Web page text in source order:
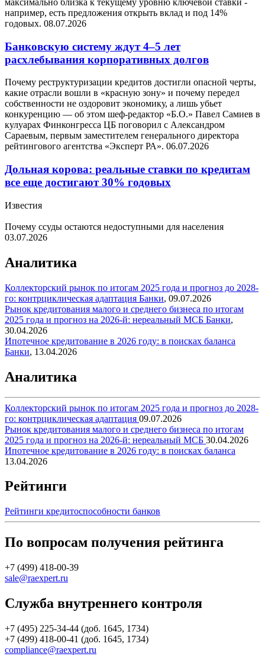
максимально близка к текущему уровню ключевой ставки -
например, есть предложения открыть вклад и под 14%
годовых. 08.07.2026
Банковскую систему ждут 4–5 лет
расхлебывания корпоративных долгов
Почему реструктуризации кредитов достигли опасной черты,
какие отрасли вошли в «красную зону» и почему передел
собственности не оздоровит экономику, а лишь убьет
конкуренцию — об этом шеф-редактор «Б.О.» Павел Самиев в
кулуарах Финконгресса ЦБ поговорил с Александром
Сараевым, первым заместителем генерального директора
рейтингового агентства «Эксперт РА». 06.07.2026
Дольная корова: реальные ставки по кредитам
все еще достигают 30% годовых
Известия
Почему ссуды остаются недоступными для населения
03.07.2026
Аналитика
Коллекторский рынок по итогам 2025 года и прогноз до 2028-
го: контрциклическая адаптация Банки, 09.07.2026
Рынок кредитования малого и среднего бизнеса по итогам
2025 года и прогноз на 2026-й: нереальный МСБ Банки,
30.04.2026
Ипотечное кредитование в 2026 году: в поисках баланса
Банки, 13.04.2026
Аналитика
Коллекторский рынок по итогам 2025 года и прогноз до 2028-
го: контрциклическая адаптация 09.07.2026
Рынок кредитования малого и среднего бизнеса по итогам
2025 года и прогноз на 2026-й: нереальный МСБ 30.04.2026
Ипотечное кредитование в 2026 году: в поисках баланса
13.04.2026
Рейтинги
Рейтинги кредитоспособности банков
По вопросам получения рейтинга
+7 (499) 418-00-39
sale@raexpert.ru
Служба внутреннего контроля
+7 (495) 225-34-44 (доб. 1645, 1734)
+7 (499) 418-00-41 (доб. 1645, 1734)
compliance@raexpert.ru